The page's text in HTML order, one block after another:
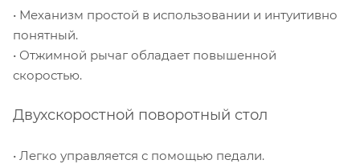
• Механизм простой в использовании и интуитивно
понятный.
• Отжимной рычаг обладает повышенной
скоростью.
Двухскоростной поворотный стол
• Легко управляется с помощью педали.